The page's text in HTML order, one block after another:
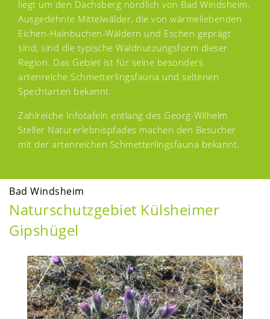
liegt um den Dachsberg nördlich von Bad Windsheim.
Ausgedehnte Mittelwälder, die von wärmeliebenden
Eichen-Hainbuchen-Wäldern und Eschen geprägt
sind, sind die typische Waldnutzungsform dieser
Region. Das Gebiet ist für seine besonders
artenreiche Schmetterlingsfauna und seltenen
Spechtarten bekannt.
Zahlreiche Infotafeln entlang des Georg-Wilhelm
Steller Naturerlebnispfades machen den Besucher
mit der artenreichen Schmetterlingsfauna bekannt.
Bad Windsheim
Naturschutzgebiet Külsheimer
Gipshügel